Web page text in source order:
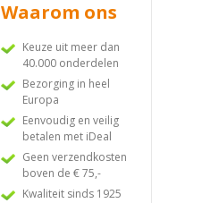
Waarom ons
Keuze uit meer dan
40.000 onderdelen
Bezorging in heel
Europa
Eenvoudig en veilig
betalen met iDeal
Geen verzendkosten
boven de € 75,-
Kwaliteit sinds 1925